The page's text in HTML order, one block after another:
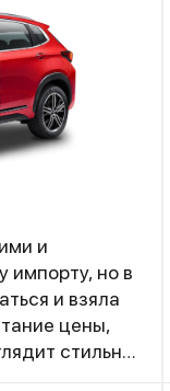
и
импорту, но в
и взяла
цены,
стильно